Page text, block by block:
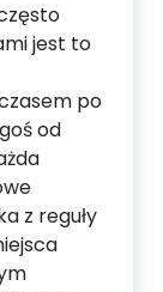
jest to
po
od
z reguły